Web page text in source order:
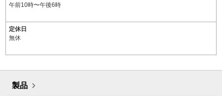
午前10時〜午後6時
定休日
無休
製品